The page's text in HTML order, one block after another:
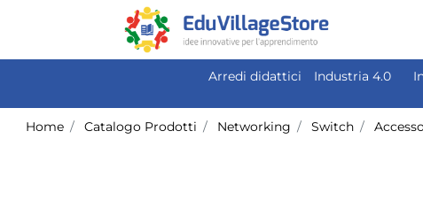
Arredi didattici Industria 4.0
Home Catalogo Prodotti Networking Switch